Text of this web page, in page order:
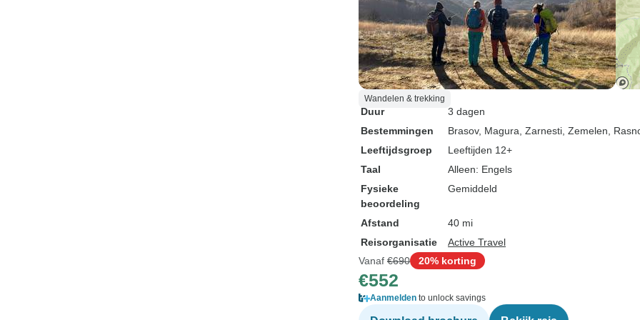
Wandelen & trekking
Duur
3 dagen
Bestemmingen
Brasov, Magura , Zarnesti , Zemelen ,
Leeftijdsgroep
Leeftijden 12+
Taal
Alleen: Engels
Fysieke
beoordeling
Gemiddeld
Afstand
40 mi
Reisorganisatie
Active Travel
Vanaf €690 20% korting
€552
Aanmelden to unlock savings